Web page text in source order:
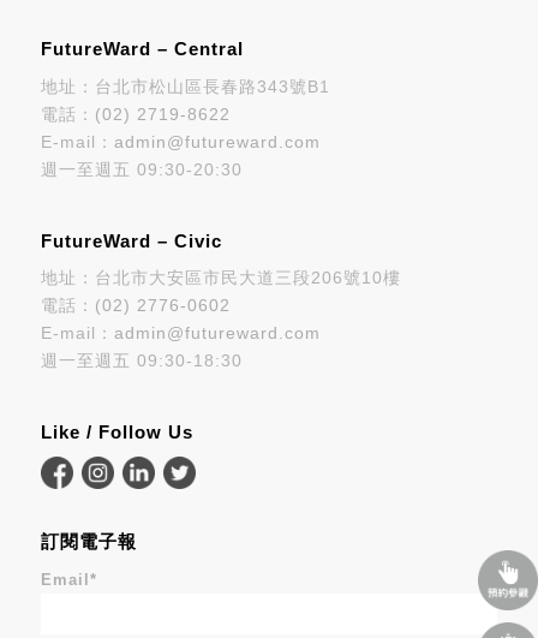
FutureWard – Central
地址：台北市松山區長春路343號B1
電話： (02) 2719-8622
E-mail： admin@futureward.com
週一至週五 09:30-20:30
FutureWard – Civic
地址：台北市大安區市民大道三段206號10樓
電話： (02) 2776-0602
E-mail： admin@futureward.com
週一至週五 09:30-18:30
Like / Follow Us
訂閱電子報
Email *